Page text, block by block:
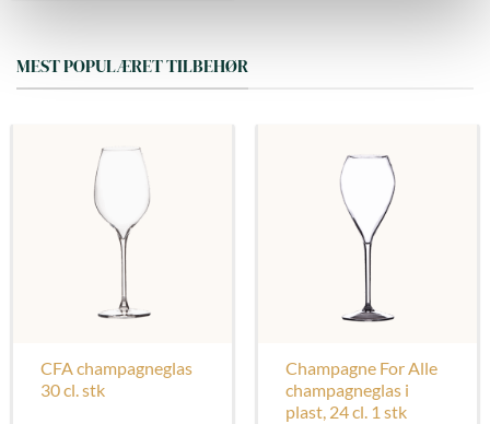
MEST POPULÆRET TILBEHØR
CFA champagneglas
30 cl. stk
Champagne For Alle
champagneglas i
plast, 24 cl. 1 stk